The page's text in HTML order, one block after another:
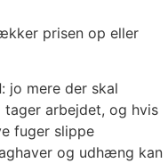
prisen op eller
: jo mere der skal
arbejdet, og hvis
fuger slippe
og udhæng kan